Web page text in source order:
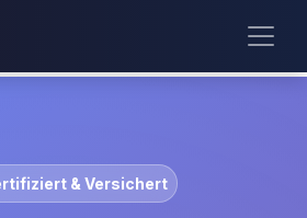
& Versichert